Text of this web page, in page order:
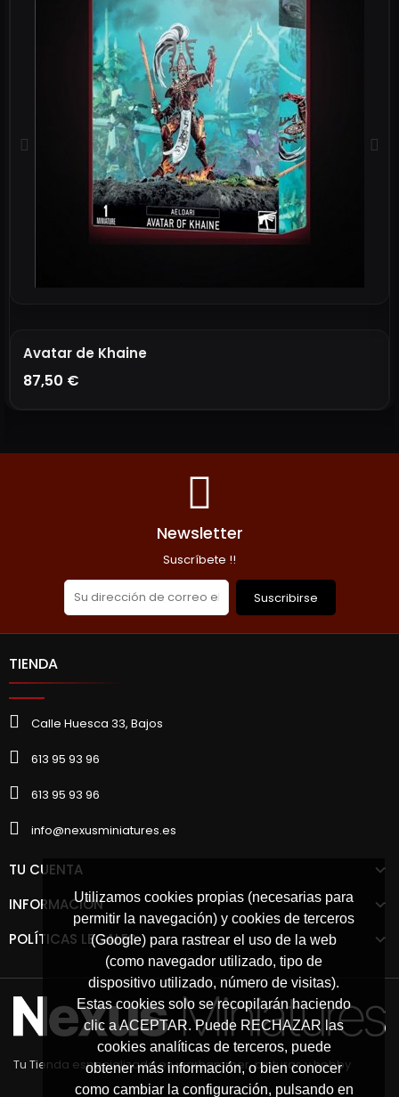
Utilizamos cookies propias (necesarias para
permitir la navegación) y cookies de terceros
(Google) para rastrear el uso de la web
(como navegador utilizado, tipo de
dispositivo utilizado, número de visitas).
Estas cookies solo se recopilarán haciendo
clic a ACEPTAR. Puede RECHAZAR las
cookies analíticas de terceros, puede
obtener más información, o bien conocer
como cambiar la configuración, pulsando en
Avatar de Khaine
87,50 €
Newsletter
Suscríbete !!
Suscribirse
TIENDA
Calle Huesca 33, Bajos
613 95 93 96
613 95 93 96
info@nexusminiatures.es
TU CUENTA
INFORMACIÓN
POLÍTICAS LEGALES
Tu Tienda especializada en warhammer, pinturas y hobby